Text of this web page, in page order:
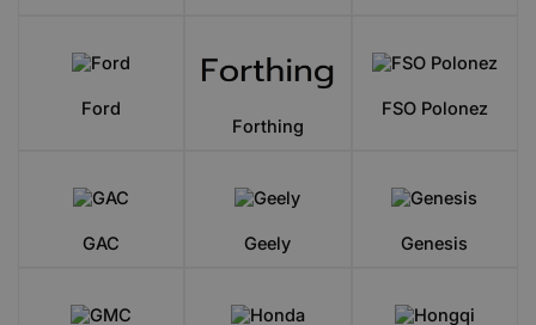
Ford
Forthing
FSO Polonez
GAC Geely Genesis